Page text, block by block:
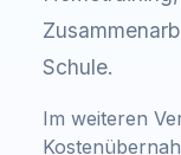
Schule.
Im weiteren